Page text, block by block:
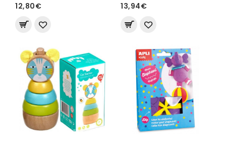
12,80€ 13,94€